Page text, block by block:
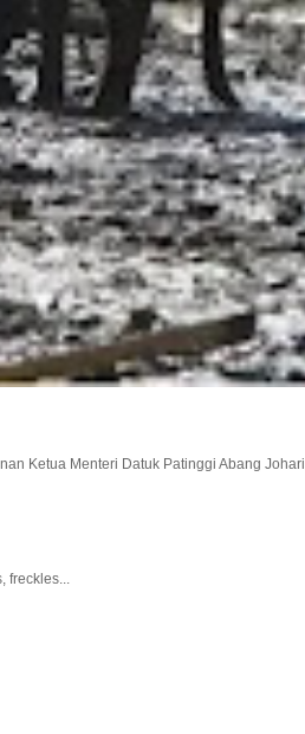
Ketua Menteri Datuk Patinggi Abang Johari
freckles...